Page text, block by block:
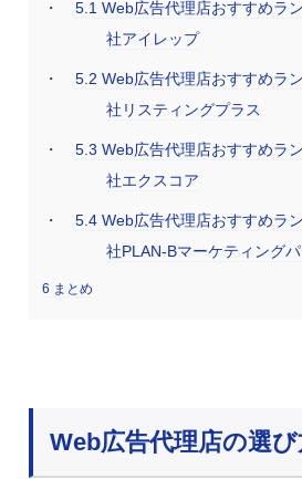
5.1Web広告代理店おすすめラ
社アイレップ
5.2 Web広告代理店おすすめラ
社リスティングプラス
5.3 Web広告代理店おすすめラ
社エクスコア
5.4Web広告代理店おすすめラ
社PLAN-Bマーケティング
6 まとめ
Web広告代理店の選